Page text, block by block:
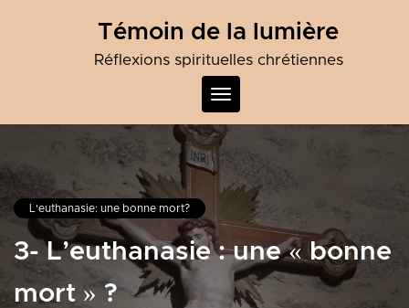
Témoin de la lumière
Réflexions spirituelles chrétiennes
Toggle
navigation
L'euthanasie: une bonne mort?
3- L’euthanasie : une « bonne
mort » ?